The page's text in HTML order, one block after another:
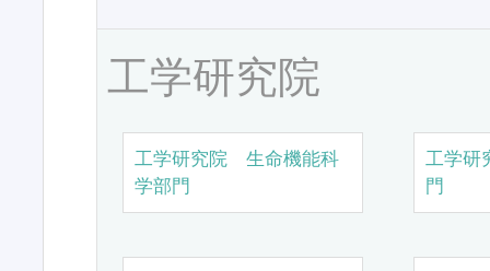
工学研究院
工学研究院 生命機能科
学部門
工学研
門